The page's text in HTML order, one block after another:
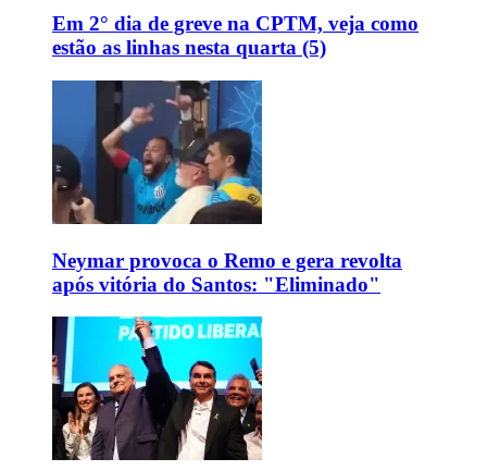
Em 2° dia de greve na CPTM, veja como
estão as linhas nesta quarta (5)
Neymar provoca o Remo e gera revolta
após vitória do Santos: "Eliminado"